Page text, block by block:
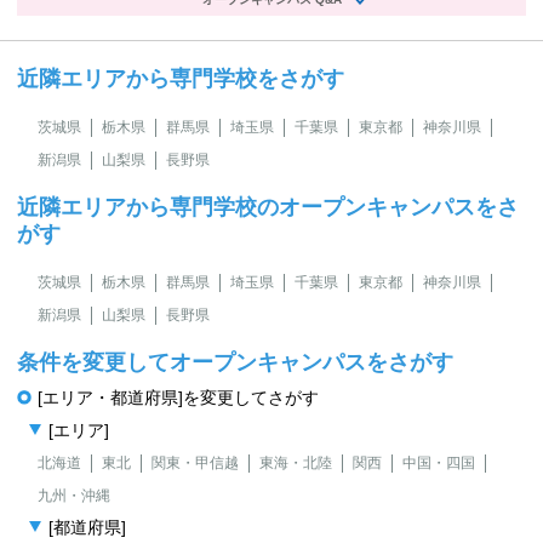
近隣エリアから専門学校をさがす
茨城県 栃木県 群馬県 埼玉県 千葉県 東京都
神奈川県
新潟県
山梨県 長野県
近隣エリアから専門学校のオープンキャンパスをさ
がす
茨城県 栃木県 群馬県 埼玉県 千葉県 東京都
神奈川県
新潟県
山梨県 長野県
条件を変更してオープンキャンパスをさがす
[エリア・都道府県]を変更してさがす
[エリア]
北海道 東北 関東・甲信越 東海・北陸 関西
中国・四国
九州・沖縄
[都道府県]